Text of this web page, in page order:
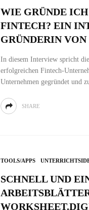
WIE GRÜNDE
FINTECH? EIN
GRÜNDERIN
In diesem Interview spricht
erfolgreichen Fintech-
Unternehmen gegründet und
SHARE
TOOLS/APPS
SCHNELL UND